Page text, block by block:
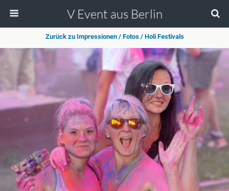
V Event aus Berlin
Zurück zu Impressionen / Fotos / Holi Festivals